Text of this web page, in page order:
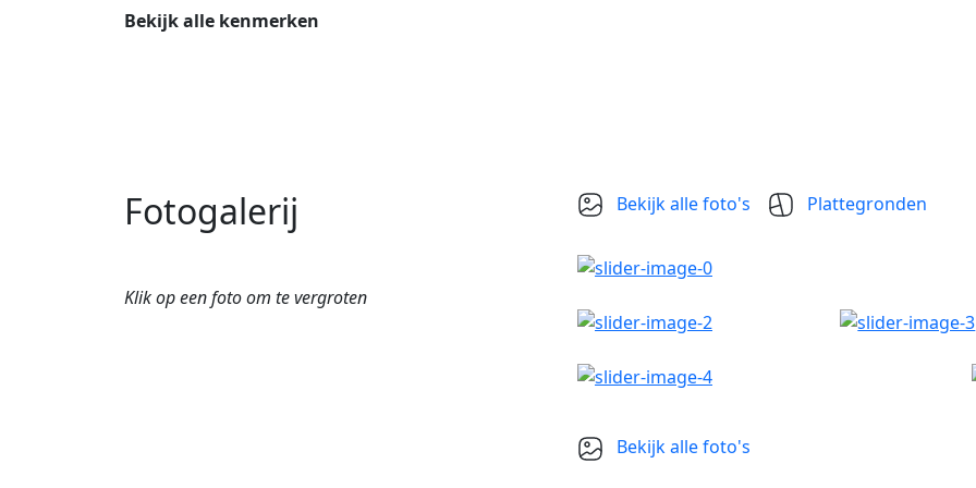
Bekijk alle kenmerken
Fotogalerij
Klik op een foto om te vergroten
Bekijk alle foto's Plattegronden
Bekijk alle foto's